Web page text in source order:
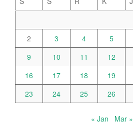
2
3 4 5
9
10 11 12
16
17 18 19
23
24 25 26
« Jan Mar »